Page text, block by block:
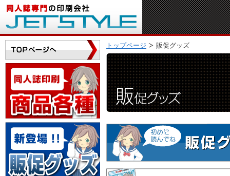
トップページ 販促グッズ